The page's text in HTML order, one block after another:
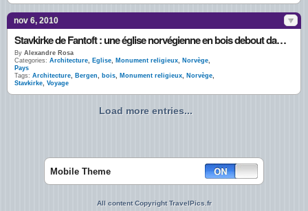
nov 6, 2010
Stavkirke de Fantoft : une église norvégienne en bois debout dans la forêt d’automne
By Alexandre Rosa
Categories: Architecture, Eglise, Monument religieux, Norvège,
Pays
Tags: Architecture, Bergen, bois, Monument religieux, Norvège,
Stavkirke, Voyage
Load more entries...
Mobile Theme
All content Copyright TravelPics.fr